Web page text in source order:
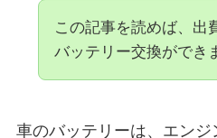
この記事を読めば、出
バッテリー交換ができ
車のバッテリーは、エン